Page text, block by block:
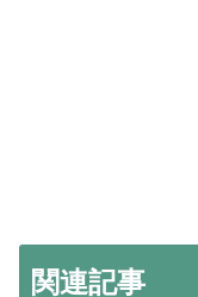
関連記事